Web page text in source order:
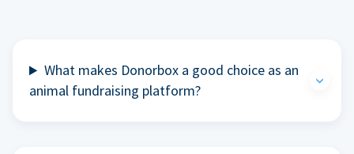
What makes Donorbox a good choice as an
animal fundraising platform?